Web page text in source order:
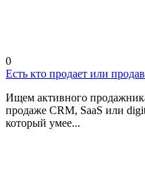
0
Есть кто продает или
Ищем активного
продаже CRM, SaaS или
который умее...